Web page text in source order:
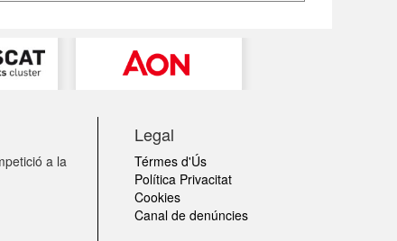
a la
Legal
Térmes d'Ús
Política Privacitat
Cookies
Canal de denúncies